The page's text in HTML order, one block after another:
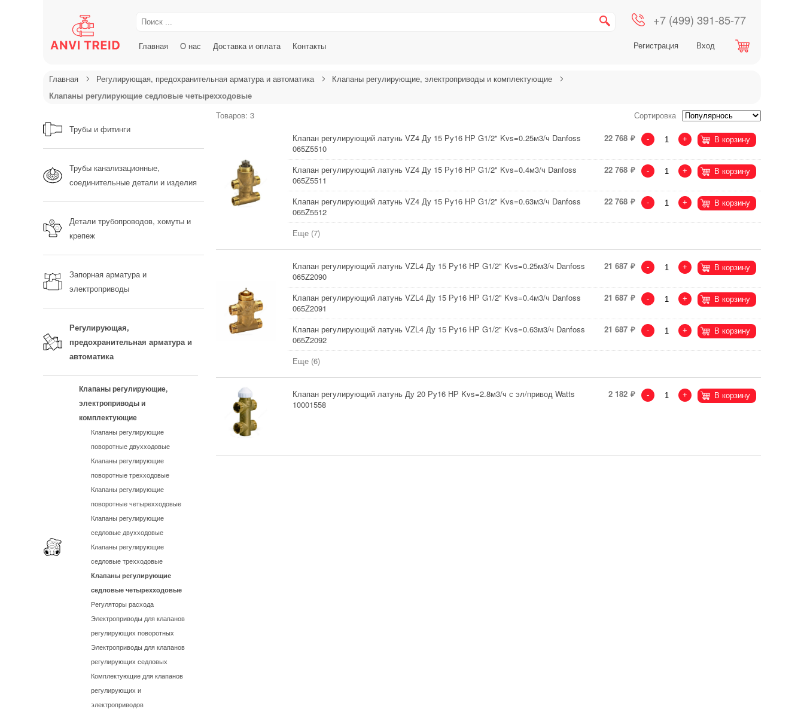
Главная О нас Доставка и оплата Контакты
+7 (499) 391-85-77
Регистрация Вход
Главная Регулирующая, предохранительная арматура и автоматика
Клапаны регулирующие, электроприводы и комплектующие
Клапаны регулирующие седловые четырехходовые
Трубы и фитинги
Трубы канализационные,
соединительные детали и изделия
Детали трубопроводов, хомуты и
крепеж
Запорная арматура и
электроприводы
Регулирующая,
предохранительная арматура и
автоматика
Клапаны регулирующие,
электроприводы и
комплектующие
Клапаны регулирующие
поворотные двухходовые
Клапаны регулирующие
поворотные трехходовые
Клапаны регулирующие
поворотные четырехходовые
Клапаны регулирующие
седловые двухходовые
Клапаны регулирующие
седловые трехходовые
Клапаны регулирующие
седловые четырехходовые
Регуляторы расхода
Электроприводы для клапанов
регулирующих поворотных
Электроприводы для клапанов
регулирующих седловых
Комплектующие для клапанов
регулирующих и
электроприводов
Товаров: 3
Сортировка
Клапан регулирующий латунь VZ4 Ду 15 Ру16 НР G1/2" Kvs=0.25м3/ч Danfoss
065Z5510
22 768 - + В корзину
Клапан регулирующий латунь VZ4 Ду 15 Ру16 НР G1/2" Kvs=0.4м3/ч Danfoss
065Z5511
22 768 - + В корзину
Клапан регулирующий латунь VZ4 Ду 15 Ру16 НР G1/2" Kvs=0.63м3/ч Danfoss
065Z5512
22 768 - + В корзину
Еще (7)
Клапан регулирующий латунь VZL4 Ду 15 Ру16 НР G1/2" Kvs=0.25м3/ч Danfoss
065Z2090
21 687 - + В корзину
Клапан регулирующий латунь VZL4 Ду 15 Ру16 НР G1/2" Kvs=0.4м3/ч Danfoss
065Z2091
21 687 - + В корзину
Клапан регулирующий латунь VZL4 Ду 15 Ру16 НР G1/2" Kvs=0.63м3/ч Danfoss
065Z2092
21 687 - + В корзину
Еще (6)
Клапан регулирующий латунь Ду 20 Ру16 НР Kvs=2.8м3/ч с эл/привод Watts
10001558
2 182 - + В корзину